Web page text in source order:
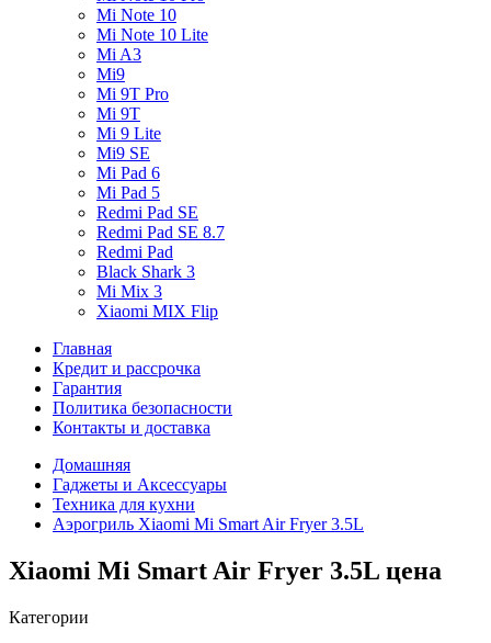
Mi Note 10
Mi Note 10 Lite
Mi A3
Mi9
Mi 9T Pro
Mi 9T
Mi 9 Lite
Mi9 SE
Mi Pad 6
Mi Pad 5
Redmi Pad SE
Redmi Pad SE 8.7
Redmi Pad
Black Shark 3
Mi Mix 3
Xiaomi MIX Flip
Главная
Кредит и рассрочка
Гарантия
Политика безопасности
Контакты и доставка
Домашняя
Гаджеты и Аксессуары
Техника для кухни
Аэрогриль Xiaomi Mi Smart Air Fryer 3.5L
Xiaomi Mi Smart Air Fryer 3.5L цена
Категории